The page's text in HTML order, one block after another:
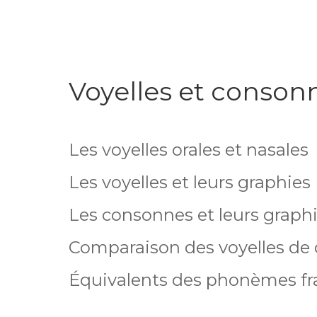
Voyelles et
Les voyelles orales et nasales
Les voyelles et leurs graphies
Les consonnes et leurs
Comparaison des voyelles
Équivalents des phonèmes